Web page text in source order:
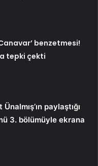
benzetmesi!
tepki çekti
paylaştığı
3. bölümüyle ekrana